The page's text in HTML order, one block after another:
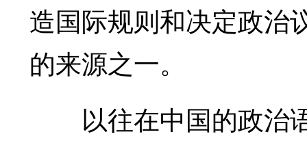
造国际规则和决定政治
的来源之一。
以往在中国的政治语